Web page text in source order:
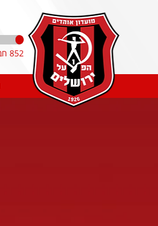
852 חברי וחברות עמותה עד כה, הקליקו והצטרפו!